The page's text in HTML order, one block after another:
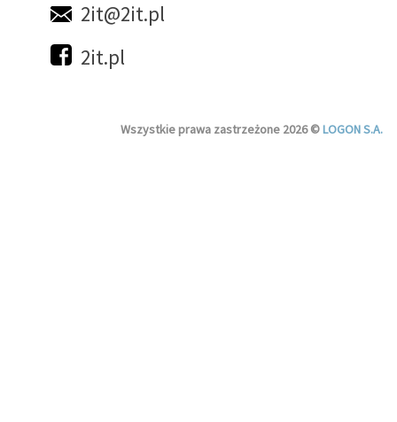
2it@2it.pl
2it.pl
Wszystkie prawa zastrzeżone 2026 ©LOGON S.A.